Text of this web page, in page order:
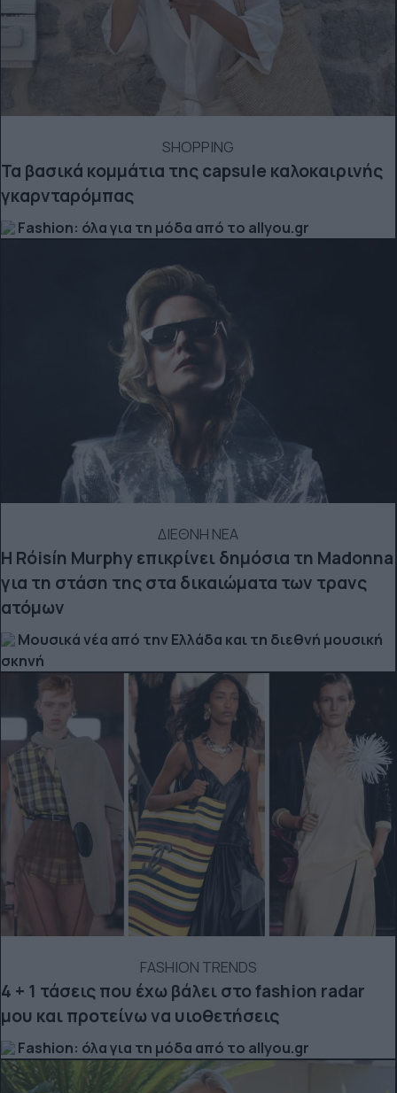
SHOPPING
Τα βασικά κομμάτια της capsule καλοκαιρινής
γκαρνταρόμπας
Fashion: όλα για τη μόδα από το allyou.gr
ΔΙΕΘΝΗ ΝΕΑ
Η Róisín Murphy επικρίνει δημόσια τη Madonna
για τη στάση της στα δικαιώματα των τρανς
ατόμων
Μουσικά νέα από την Ελλάδα και τη διεθνή μουσική
σκηνή
FASHION TRENDS
4 + 1 τάσεις που έχω βάλει στο fashion radar
μου και προτείνω να υιοθετήσεις
Fashion: όλα για τη μόδα από το allyou.gr